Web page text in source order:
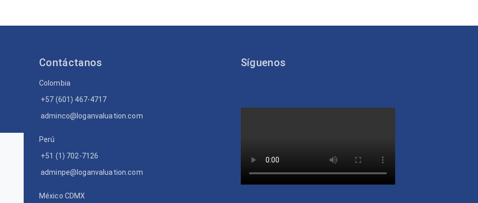
Contáctanos
Colombia
+57 (601) 467-4717
adminco@loganvaluation.com
Perú
+51 (1) 702-7126
adminpe@loganvaluation.com
México CDMX
Síguenos